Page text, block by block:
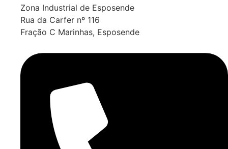
Zona Industrial de Esposende
Rua da Carfer nº 116
Fração C Marinhas, Esposende